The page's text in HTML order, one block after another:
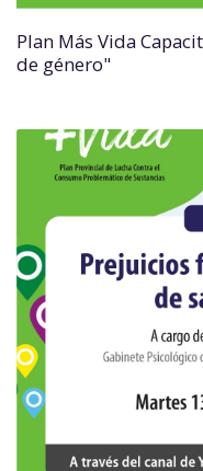
Plan Más Vida
de género"